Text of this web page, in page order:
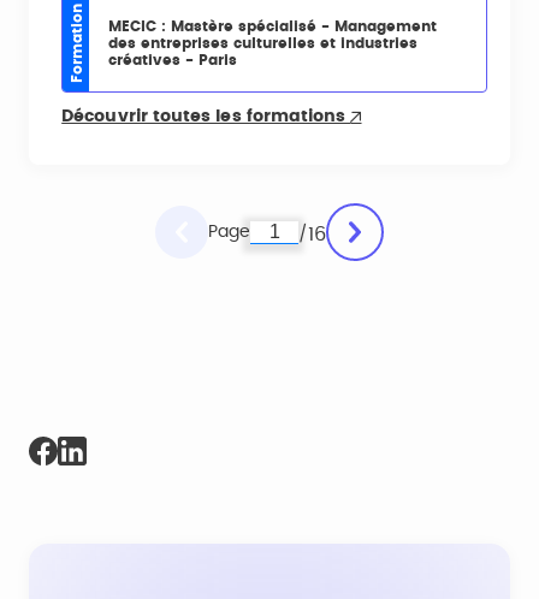
Formation
MECIC : Mastère spécialisé - Management
des entreprises culturelles et industries
créatives - Paris
Découvrir toutes les formations
Page / 16